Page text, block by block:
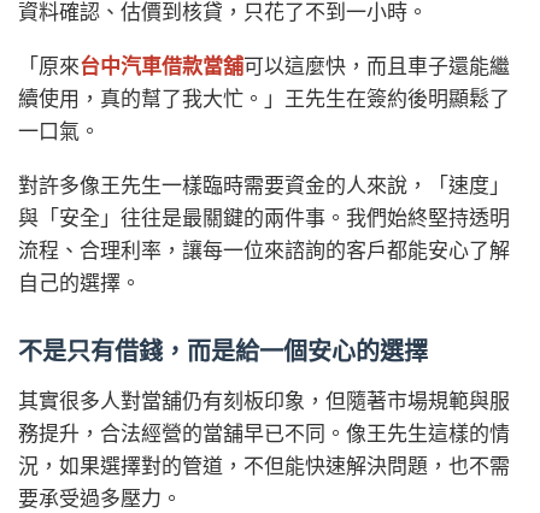
資料確認、估價到核貸，只花了不到一小時。
「原來台中汽車借款當舖可以這麼快，而且車子還能繼
續使用，真的幫了我大忙。」王先生在簽約後明顯鬆了
一口氣。
對許多像王先生一樣臨時需要資金的人來說，「速度」
與「安全」往往是最關鍵的兩件事。我們始終堅持透明
流程、合理利率，讓每一位來諮詢的客戶都能安心了解
自己的選擇。
不是只有借錢，而是給一個安心的選擇
其實很多人對當舖仍有刻板印象，但隨著市場規範與服
務提升，合法經營的當舖早已不同。像王先生這樣的情
況，如果選擇對的管道，不但能快速解決問題，也不需
要承受過多壓力。